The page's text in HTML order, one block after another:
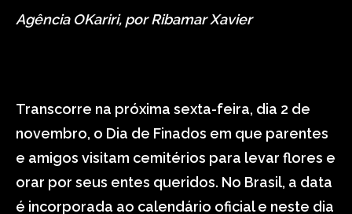
Agência OKariri, por Ribamar Xavier
Transcorre na próxima sexta-feira, dia 2 de
novembro, o Dia de Finados em que parentes
e amigos visitam cemitérios para levar flores e
orar por seus entes queridos. No Brasil, a data
é incorporada ao calendário oficial e neste dia